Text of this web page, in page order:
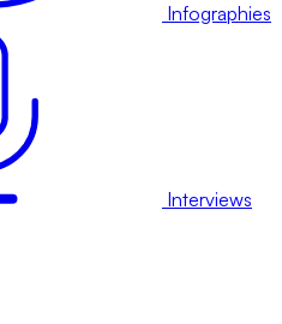
Infographies
Interviews